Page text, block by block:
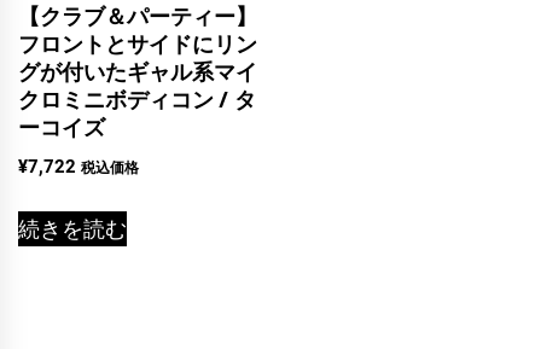
【クラブ＆パーティー】
フロントとサイドにリン
グが付いたギャル系マイ
クロミニボディコン / タ
ーコイズ
¥7,722 税込価格
続きを読む